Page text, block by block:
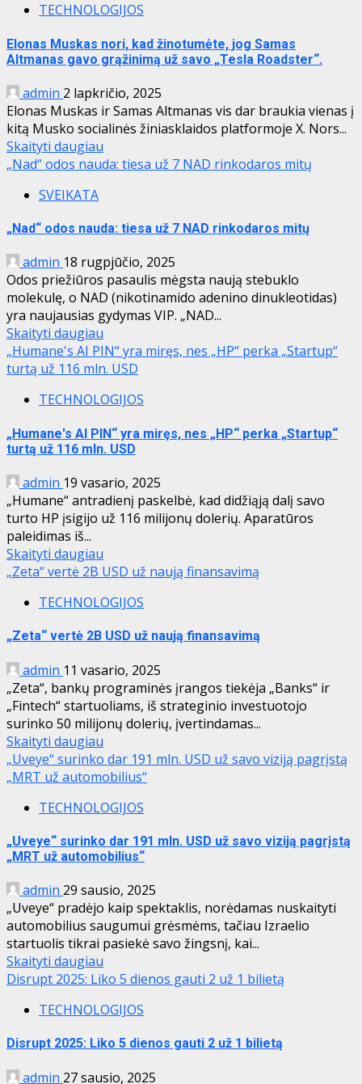
TECHNOLOGIJOS
Elonas Muskas nori, kad žinotumėte, jog Samas
Altmanas gavo grąžinimą už savo „Tesla Roadster“.
admin 2 lapkričio, 2025
Elonas Muskas ir Samas Altmanas vis dar braukia vienas į
kitą Musko socialinės žiniasklaidos platformoje X. Nors...
Skaityti daugiau
„Nad“ odos nauda: tiesa už 7 NAD rinkodaros mitų
SVEIKATA
„Nad“ odos nauda: tiesa už 7 NAD rinkodaros mitų
admin 18 rugpjūčio, 2025
Odos priežiūros pasaulis mėgsta naują stebuklo
molekulę, o NAD (nikotinamido adenino dinukleotidas)
yra naujausias gydymas VIP. „NAD...
Skaityti daugiau
„Humane's AI PIN“ yra miręs, nes „HP“ perka „Startup“
turtą už 116 mln. USD
TECHNOLOGIJOS
„Humane's AI PIN“ yra miręs, nes „HP“ perka „Startup“
turtą už 116 mln. USD
admin 19 vasario, 2025
„Humane“ antradienį paskelbė, kad didžiąją dalį savo
turto HP įsigijo už 116 milijonų dolerių. Aparatūros
paleidimas iš...
Skaityti daugiau
„Zeta“ vertė 2B USD už naują finansavimą
TECHNOLOGIJOS
„Zeta“ vertė 2B USD už naują finansavimą
admin 11 vasario, 2025
„Zeta“, bankų programinės įrangos tiekėja „Banks“ ir
„Fintech“ startuoliams, iš strateginio investuotojo
surinko 50 milijonų dolerių, įvertindamas...
Skaityti daugiau
„Uveye“ surinko dar 191 mln. USD už savo viziją pagrįstą
„MRT už automobilius“
TECHNOLOGIJOS
„Uveye“ surinko dar 191 mln. USD už savo viziją pagrįstą
„MRT už automobilius“
admin 29 sausio, 2025
„Uveye“ pradėjo kaip spektaklis, norėdamas nuskaityti
automobilius saugumui grėsmėms, tačiau Izraelio
startuolis tikrai pasiekė savo žingsnį, kai...
Skaityti daugiau
Disrupt 2025: Liko 5 dienos gauti 2 už 1 bilietą
TECHNOLOGIJOS
Disrupt 2025: Liko 5 dienos gauti 2 už 1 bilietą
admin 27 sausio, 2025